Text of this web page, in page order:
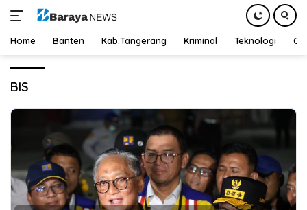
konten
Home Banten Kab.Tangerang Kriminal Teknologi
BIS